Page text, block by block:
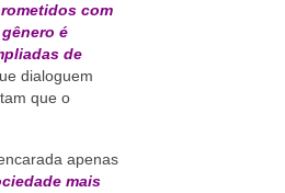
com
é
de
dialoguem
que o
apenas
mais